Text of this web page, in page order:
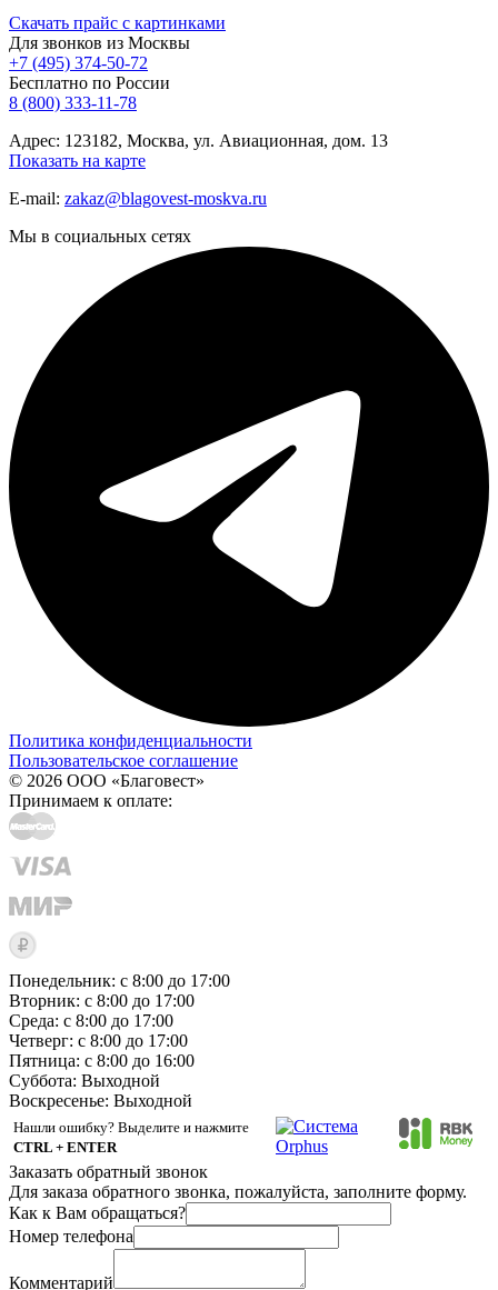
Скачать прайс с картинками
Для звонков из Москвы
+7 (495) 374-50-72
Бесплатно по России
8 (800) 333-11-78
Адрес: 123182, Москва, ул. Авиационная, дом. 13
Показать на карте
E-mail: zakaz@blagovest-moskva.ru
Мы в социальных сетях
Политика конфиденциальности
Пользовательское соглашение
© 2026 ООО «Благовест»
Принимаем к оплате:
Понедельник: с 8:00 до 17:00
Вторник: с 8:00 до 17:00
Среда: с 8:00 до 17:00
Четверг: с 8:00 до 17:00
Пятница: с 8:00 до 16:00
Суббота: Выходной
Воскресенье: Выходной
Нашли ошибку? Выделите и нажмите
CTRL + ENTER
Заказать обратный звонок
Для заказа обратного звонка, пожалуйста, заполните форму.
Как к Вам обращаться?
Номер телефона
Комментарий